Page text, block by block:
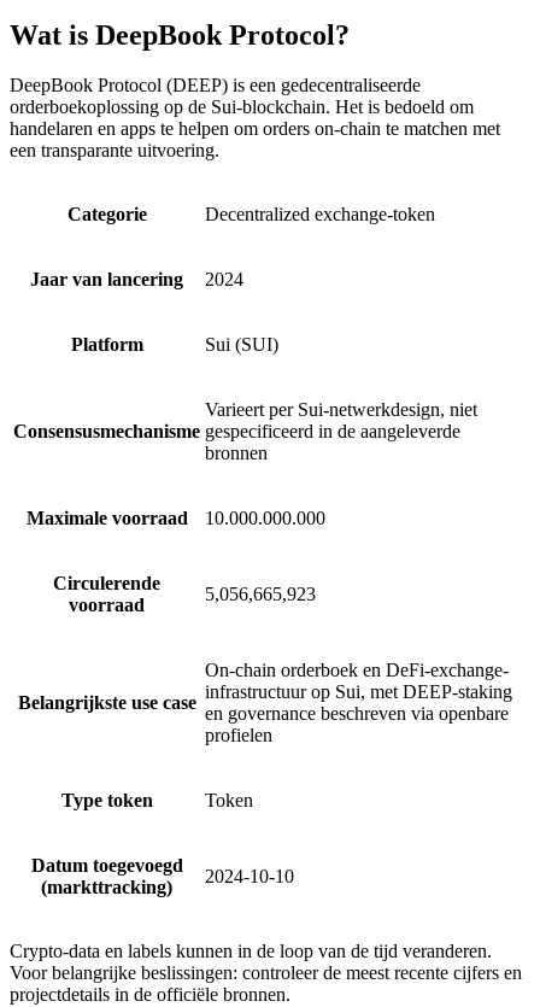
Wat is DeepBook Protocol?
DeepBook Protocol (DEEP) is een gedecentraliseerde
orderboekoplossing op de Sui-blockchain. Het is bedoeld om
handelaren en apps te helpen om orders on-chain te matchen met
een transparante uitvoering.
Categorie Decentralized exchange-token
Jaar van lancering 2024
Platform Sui (SUI)
Consensusmechanisme
Varieert per Sui-netwerkdesign, niet
gespecificeerd in de aangeleverde
bronnen
Maximale voorraad 10.000.000.000
Circulerende
voorraad
5,056,665,923
Belangrijkste use case
On-chain orderboek en DeFi-exchange-
infrastructuur op Sui, met DEEP-staking
en governance beschreven via openbare
profielen
Type token Token
Datum toegevoegd
(markttracking)
2024-10-10
Crypto-data en labels kunnen in de loop van de tijd veranderen.
Voor belangrijke beslissingen: controleer de meest recente cijfers en
projectdetails in de officiële bronnen.